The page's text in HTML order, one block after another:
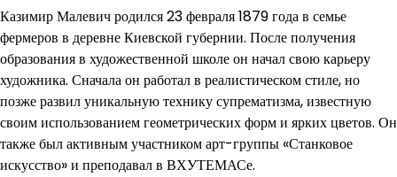
Казимир Малевич родился 23 февраля 1879 года в семье
фермеров в деревне Киевской губернии. После получения
образования в художественной школе он начал свою карьеру
художника. Сначала он работал в реалистическом стиле, но
позже развил уникальную технику супрематизма, известную
своим использованием геометрических форм и ярких цветов. Он
также был активным участником арт-группы «Станковое
искусство» и преподавал в ВХУТЕМАСе.